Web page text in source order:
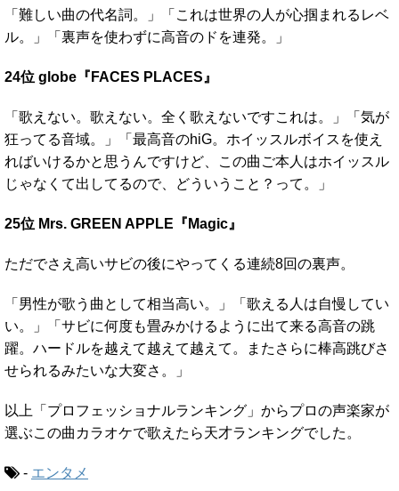
「難しい曲の代名詞。」「これは世界の人が心掴まれるレベ
ル。」「裏声を使わずに高音のドを連発。」
24位 globe『FACES PLACES』
「歌えない。歌えない。全く歌えないですこれは。」「気が
狂ってる音域。」「最高音のhiG。ホイッスルボイスを使え
ればいけるかと思うんですけど、この曲ご本人はホイッスル
じゃなくて出してるので、どういうこと？って。」
25位 Mrs. GREEN APPLE『Magic』
ただでさえ高いサビの後にやってくる連続8回の裏声。
「男性が歌う曲として相当高い。」「歌える人は自慢してい
い。」「サビに何度も畳みかけるように出て来る高音の跳
躍。ハードルを越えて越えて越えて。またさらに棒高跳びさ
せられるみたいな大変さ。」
以上「プロフェッショナルランキング」からプロの声楽家が
選ぶこの曲カラオケで歌えたら天才ランキングでした。
- エンタメ